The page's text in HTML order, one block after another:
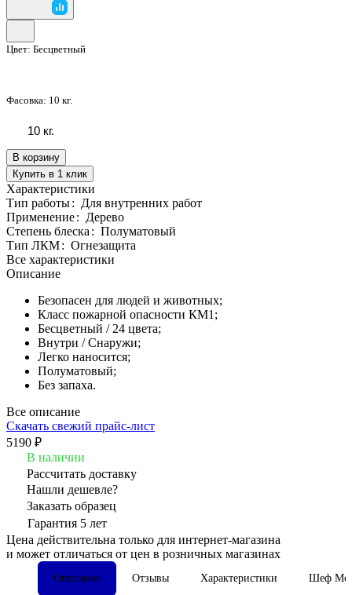
Цвет: Бесцветный
Фасовка: 10 кг.
10 кг.
В корзину
Купить в 1 клик
Характеристики
Тип работы: Для внутренних работ
Применение: Дерево
Степень блеска : Полуматовый
Тип ЛКМ: Огнезащита
Все характеристики
Описание
Безопасен для людей и животных;
Класс пожарной опасности КМ1;
Бесцветный / 24 цвета;
Внутри / Снаружи;
Легко наносится;
Полуматовый;
Без запаха.
Все описание
Скачать свежий прайс-лист
5190 ₽
В наличии
Рассчитать доставку
Нашли дешевле?
Заказать образец
Гарантия 5 лет
Цена действительна только для интернет-магазина
и может отличаться от цен в розничных магазинах
Описание Отзывы Характеристики Шеф